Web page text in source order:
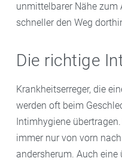
unmittelbarer Nähe zum
schneller den Weg
Die richtige
Krankheitserreger, die
werden oft beim
Intimhygiene
immer nur von vorn
andersherum. Auch